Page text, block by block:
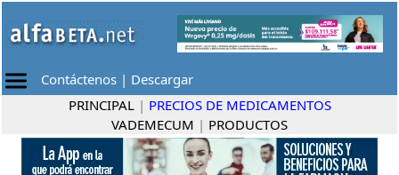
Contáctenos | Descargar
PRINCIPAL | PRECIOS DE MEDICAMENTOS
VADEMECUM | PRODUCTOS